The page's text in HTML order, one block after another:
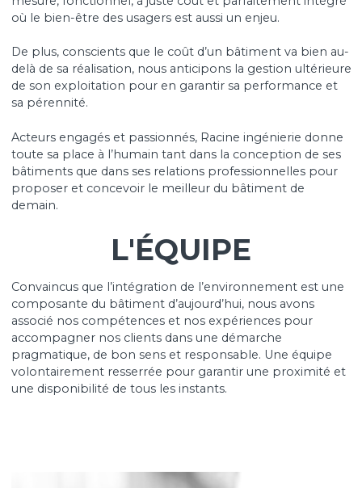
Sur la base d’un dialogue permanent avec le maître
d’ouvrage et en adéquation avec l’environnement du
nous avons à cœur de concevoir un projet qualitatif
mesure, fonctionnel, à juste coût et parfaitement
où le bien-être des usagers est aussi un enjeu.
delà de sa réalisation, nous anticipons la gestion
de son exploitation pour en garantir sa performance
sa pérennité.
toute sa place à l’humain tant dans la conception de
bâtiments que dans ses relations professionnelles
demain.
L'ÉQUIPE
Convaincus que l’intégration de l’environnement est
volontairement resserrée pour garantir une